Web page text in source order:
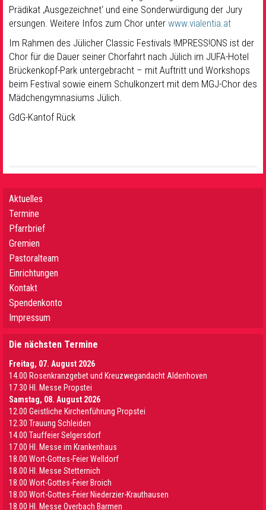
Prädikat ‚Ausgezeichnet‘ und eine Sonderwürdigung der Jury
ersungen. Weitere Infos zum Chor unter www.vialentia.at
Im Rahmen des Jülicher Classic Festivals !MPRESS!ONS ist der
Chor für die Dauer seiner Chorfahrt nach Jülich im JUFA-Hotel
Brückenkopf-Park untergebracht – mit Auftritt und Workshops
beim Festival sowie einem Schulkonzert mit dem MGJ-Chor des
Mädchengymnasiums Jülich.
GdG-Kantof Rück
Aktuelles
Termine
Pfarrbrief
Gremien
Pastoralteam
Einrichtungen
Kontakt
Spendenkonto
Impressum
Die nächsten Termine
Freitag, 07. August 2026
14.00 Rosenkranzgebet und Kreuzwegandacht Aldenhoven
17.30 Hl. Messe Propstei
Samstag, 08. August 2026
12.00 Geistliche Kirchenführung Propstei
12.30 Trauung Schleiden
14.00 Tauffeier Selgersdorf
17.00 Hl. Messe im Krankenhaus
18.00 Wort-Gottes-Feier Welldorf
18.00 Hl. Messe Stetternich
18.00 Wort-Gottes-Feier Broich
18.00 Wort-Gottes-Feier Niederzier-Krauthausen
18.00 Hl. Messe Overbach Barmen